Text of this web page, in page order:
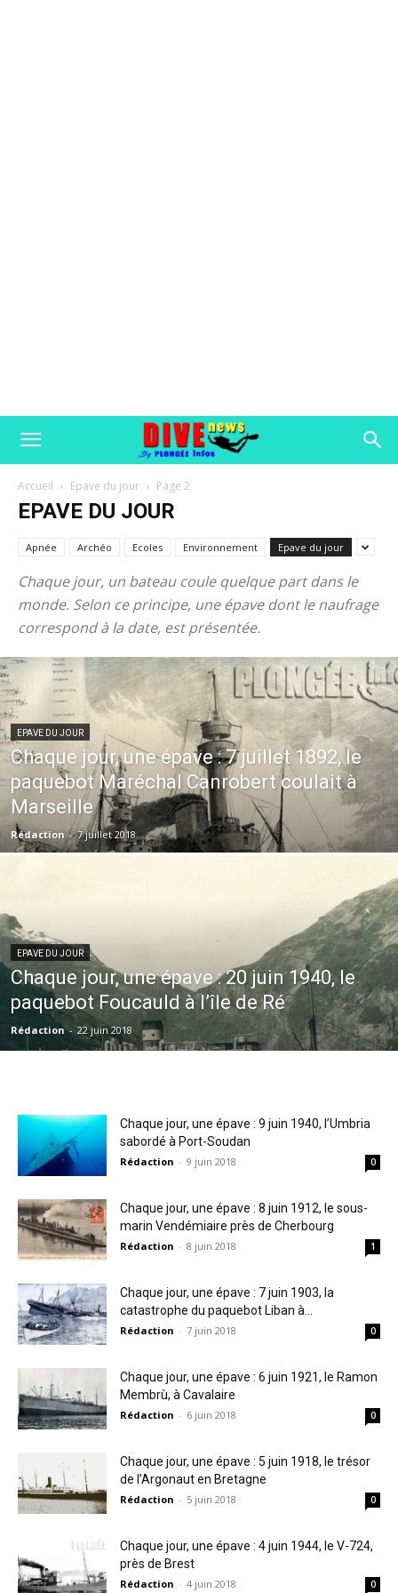
Accueil Epave du jour Page 2
EPAVE DU JOUR
Apnée Archéo Ecoles Environnement Epave du jour
Chaque jour, un bateau coule quelque part dans le
monde. Selon ce principe, une épave dont le naufrage
correspond à la date, est présentée.
EPAVE DU JOUR
Chaque jour, une épave : 7 juillet 1892, le
paquebot Maréchal Canrobert coulait à
Marseille
Rédaction - 7 juillet 2018
EPAVE DU JOUR
Chaque jour, une épave : 20 juin 1940, le
paquebot Foucauld à l’île de Ré
Rédaction - 22 juin 2018
Chaque jour, une épave : 9 juin 1940, l’Umbria
sabordé à Port-Soudan
Rédaction - 9 juin 2018 0
Chaque jour, une épave : 8 juin 1912, le sous-
marin Vendémiaire près de Cherbourg
Rédaction - 8 juin 2018 1
Chaque jour, une épave : 7 juin 1903, la
catastrophe du paquebot Liban à...
Rédaction - 7 juin 2018 0
Chaque jour, une épave : 6 juin 1921, le Ramon
Membrù, à Cavalaire
Rédaction - 6 juin 2018 0
Chaque jour, une épave : 5 juin 1918, le trésor
de l’Argonaut en Bretagne
Rédaction - 5 juin 2018 0
Chaque jour, une épave : 4 juin 1944, le V-724,
près de Brest
Rédaction - 4 juin 2018 0